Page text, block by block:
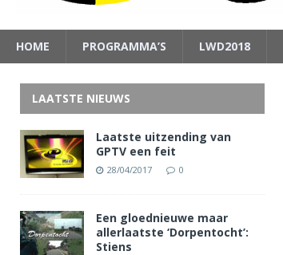
HOME PROGRAMMA’S LWD2018
LAATSTE NIEUWS
Laatste uitzending van
GPTV een feit
28/04/2017 0
Een gloednieuwe maar
allerlaatste ‘Dorpentocht’:
Stiens